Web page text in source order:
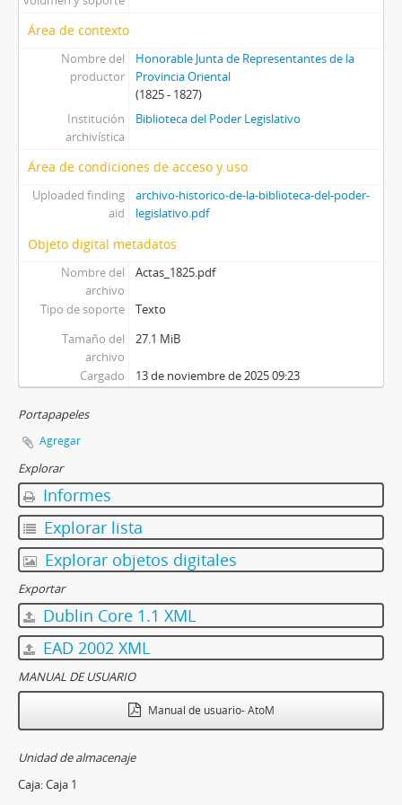
Área de contexto
Nombre del
productor
Honorable Junta de Representantes de la
Provincia Oriental
(1825 - 1827)
Institución
archivística
Biblioteca del Poder Legislativo
Área de condiciones de acceso y uso
Uploaded finding
aid
archivo-historico-de-la-biblioteca-del-poder-
legislativo.pdf
Objeto digital metadatos
Nombre del
archivo
Actas_1825.pdf
Tipo de soporte
Texto
Tamaño del
archivo
27.1 MiB
Cargado 13 de noviembre de 2025 09:23
Portapapeles
Agregar
Explorar
Informes
Explorar lista
Explorar objetos digitales
Exportar
Dublin Core 1.1 XML
EAD 2002 XML
MANUAL DE USUARIO
Manual de usuario- AtoM
Unidad de almacenaje
Caja:Caja 1